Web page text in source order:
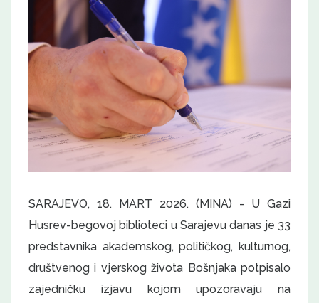
SARAJEVO, 18. MART 2026. (MINA) - U Gazi
Husrev-begovoj biblioteci u Sarajevu danas je 33
predstavnika akademskog, političkog, kulturnog,
društvenog i vjerskog života Bošnjaka potpisalo
zajedničku izjavu kojom upozoravaju na